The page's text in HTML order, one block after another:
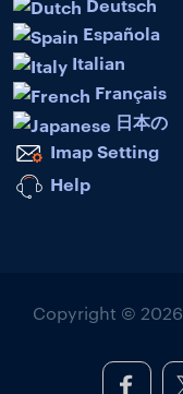
Española
Italian
Français
日本の
Imap Setting
Help
Copyright © 2026